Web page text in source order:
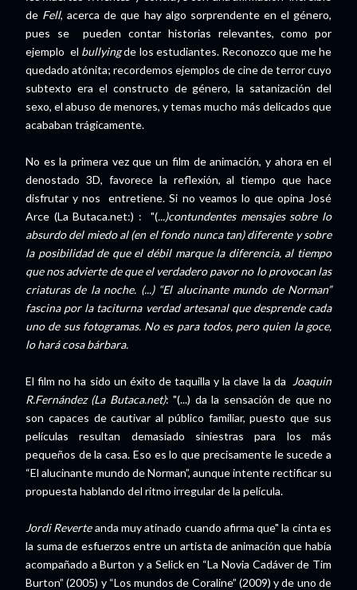
de Fell, acerca de que hay algo sorprendente en el género,
pues se pueden contar historias relevantes, como por
ejemplo el bullyingde los estudiantes. Reconozco que me he
quedado atónita; recordemos ejemplos de cine de terror cuyo
subtexto era el constructo de género, la satanización del
sexo, el abuso de menores, y temas mucho más delicados que
acababan trágicamente.
No es la primera vez que un film de animación, y ahora en el
denostado 3D, favorece la reflexión, al tiempo que hace
disfrutar y nos entretiene. Si no veamos lo que opina José
Arce (La Butaca.net:) : "(...)contundentes mensajes sobre lo
absurdo del miedo al (en el fondo nunca tan) diferente y sobre
la posibilidad de que el débil marque la diferencia, al tiempo
que nos advierte de que el verdadero pavor no lo provocan las
criaturas de la noche. (...) “El alucinante mundo de Norman”
fascina por la taciturna verdad artesanal que desprende cada
uno de sus fotogramas. No es para todos, pero quien la goce,
lo hará cosa bárbara.
El film no ha sido un éxito de taquilla y la clave la da
Joaquin
R.Fernández (La Butaca.net): "(...) da la sensación de que no
son capaces de cautivar al público familiar, puesto que sus
películas resultan demasiado siniestras para los más
pequeños de la casa. Eso es lo que precisamente le sucede a
“El alucinante mundo de Norman”, aunque intente rectificar su
propuesta hablando del ritmo irregular de la película.
Jordi Reverteanda muy atinado cuando afirma que" la cinta es
la suma de esfuerzos entre un artista de animación que había
acompañado a Burton y a Selick en “La Novia Cadáver de Tim
Burton” (2005) y “Los mundos de Coraline” (2009) y de uno de